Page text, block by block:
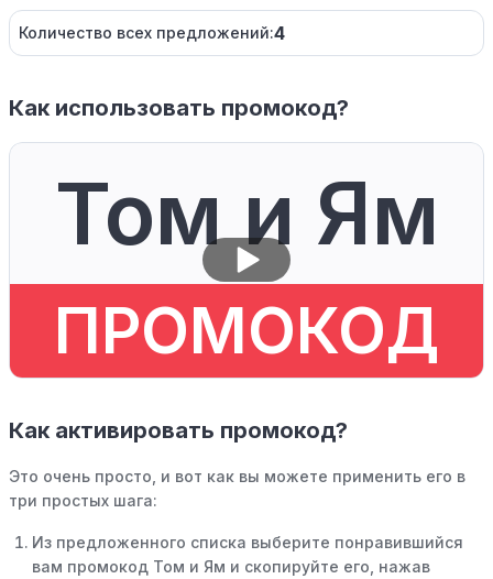
Количество всех предложений:4
Как использовать промокод?
Том и Ям
ПРОМОКОД
Как активировать промокод?
Это очень просто, и вот как вы можете применить его в
три простых шага:
Из предложенного списка выберите понравившийся
вам промокод Том и Ям и скопируйте его, нажав